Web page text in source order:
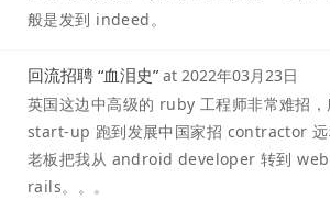
般是发到 indeed。
回流招聘 “血泪史” at 2022年03月23日
英国这边中高级的 ruby 工程师非常难招，
start-up 跑到发展中国家招 contractor 远
老板把我从 android developer 转到
rails。。。